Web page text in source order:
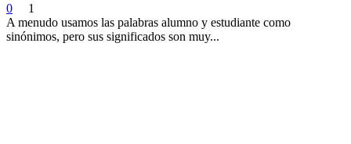
0
1
A menudo usamos las palabras alumno y estudiante como
sinónimos, pero sus significados son muy...